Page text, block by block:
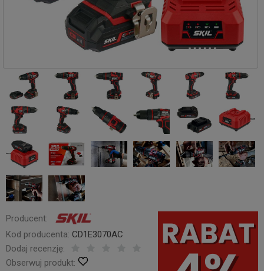
Producent:
Kod producenta: CD1E3070AC
Dodaj recenzję:
Obserwuj produkt: